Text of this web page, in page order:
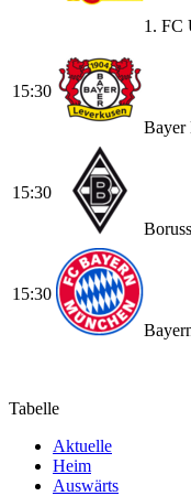
1. FC
15:30
Bayer
15:30
15:30
Tabelle
Ak­tu­el­le
Heim
Aus­wärts